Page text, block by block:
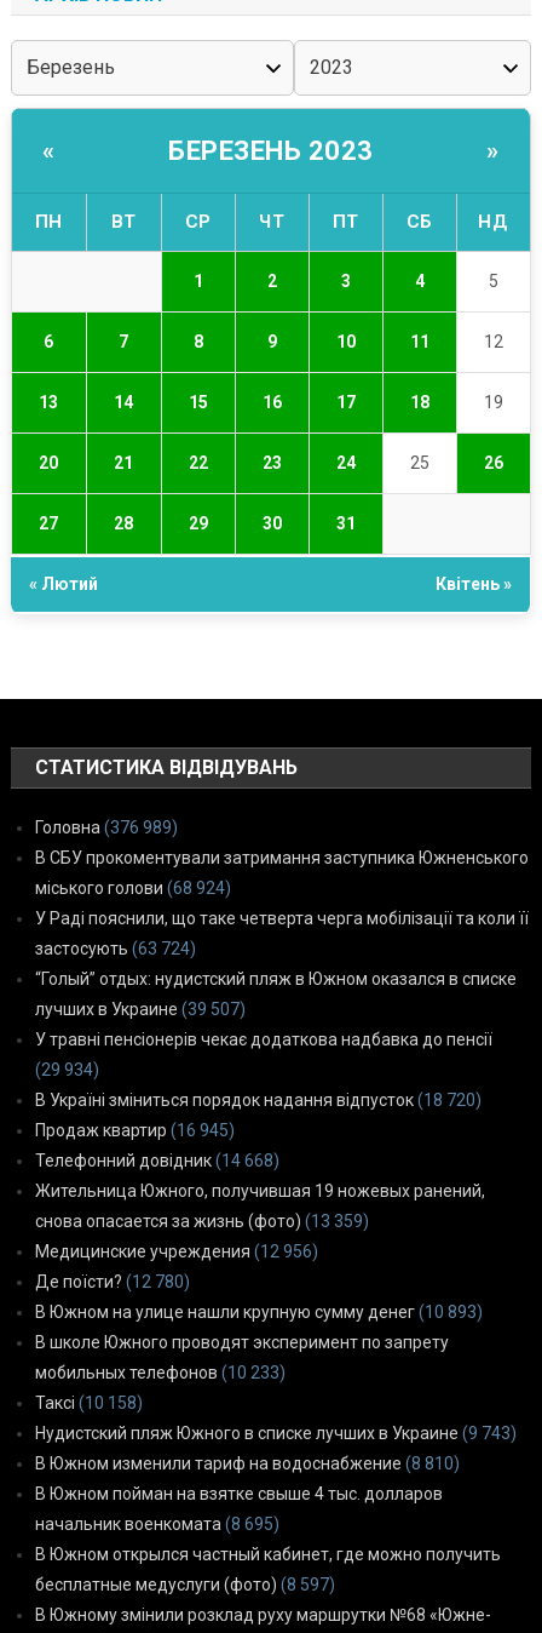
« БЕРЕЗЕНЬ 2023 »
ПН ВТ СР ЧТ ПТ СБ НД
1 2 3 4 5
6 7 8 9 10 11 12
13 14 15 16 17 18 19
20 21 22 23 24 25 26
27 28 29 30 31
« Лютий Квітень »
СТАТИСТИКА ВІДВІДУВАНЬ
Головна (376 989)
В СБУ прокоментували затримання заступника Южненського
міського голови (68 924)
У Раді пояснили, що таке четверта черга мобілізації та коли її
застосують (63 724)
“Голый” отдых: нудистский пляж в Южном оказался в списке
лучших в Украине (39 507)
У травні пенсіонерів чекає додаткова надбавка до пенсії
(29 934)
В Україні зміниться порядок надання відпусток(18 720)
Продаж квартир (16 945)
Телефонний довідник(14 668)
Жительница Южного, получившая 19 ножевых ранений,
снова опасается за жизнь (фото) (13 359)
Медицинские учреждения (12 956)
Де поїсти? (12 780)
В Южном на улице нашли крупную сумму денег(10 893)
В школе Южного проводят эксперимент по запрету
мобильных телефонов (10 233)
Таксі (10 158)
Нудистский пляж Южного в списке лучших в Украине (9 743)
В Южном изменили тариф на водоснабжение (8 810)
В Южном пойман на взятке свыше 4 тыс. долларов
начальник военкомата (8 695)
В Южном открылся частный кабинет, где можно получить
бесплатные медуслуги (фото) (8 597)
В Южному змінили розклад руху маршрутки №68 «Южне-